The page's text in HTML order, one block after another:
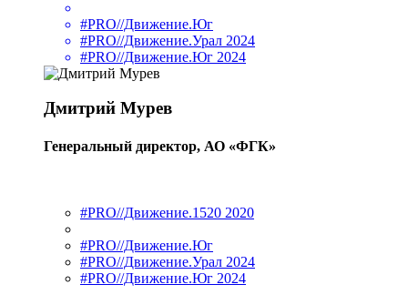
#PRO//Движение.Юг
#PRO//Движение.Урал 2024
#PRO//Движение.Юг 2024
Дмитрий Мурев
Генеральный директор, АО «ФГК»
#PRO//Движение.1520 2020
#PRO//Движение.Юг
#PRO//Движение.Урал 2024
#PRO//Движение.Юг 2024